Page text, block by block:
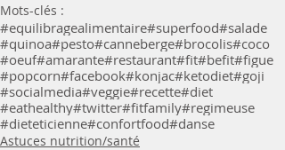
Mots-clés :
#equilibragealimentaire#superfood#salade
#quinoa#pesto#canneberge#brocolis#coco
#oeuf#amarante#restaurant#fit#befit#figue
#popcorn#facebook#konjac#ketodiet#goji
#socialmedia#veggie#recette#diet
#eathealthy#twitter#fitfamily#regimeuse
#dieteticienne#confortfood#danse
Astuces nutrition/santé